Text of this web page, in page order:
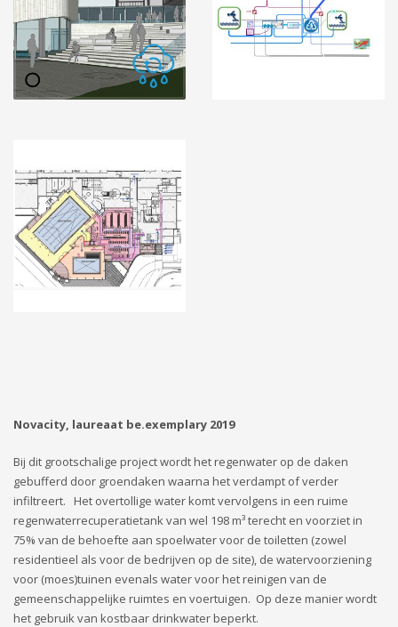
Novacity, laureaat be.exemplary 2019
Bij dit grootschalige project wordt het regenwater op de daken
gebufferd door groendaken waarna het verdampt of verder
infiltreert. Het overtollige water komt vervolgens in een ruime
regenwaterrecuperatietank van wel 198 m³ terecht en voorziet in
75% van de behoefte aan spoelwater voor de toiletten (zowel
residentieel als voor de bedrijven op de site), de watervoorziening
voor (moes)tuinen evenals water voor het reinigen van de
gemeenschappelijke ruimtes en voertuigen. Op deze manier wordt
het gebruik van kostbaar drinkwater beperkt.